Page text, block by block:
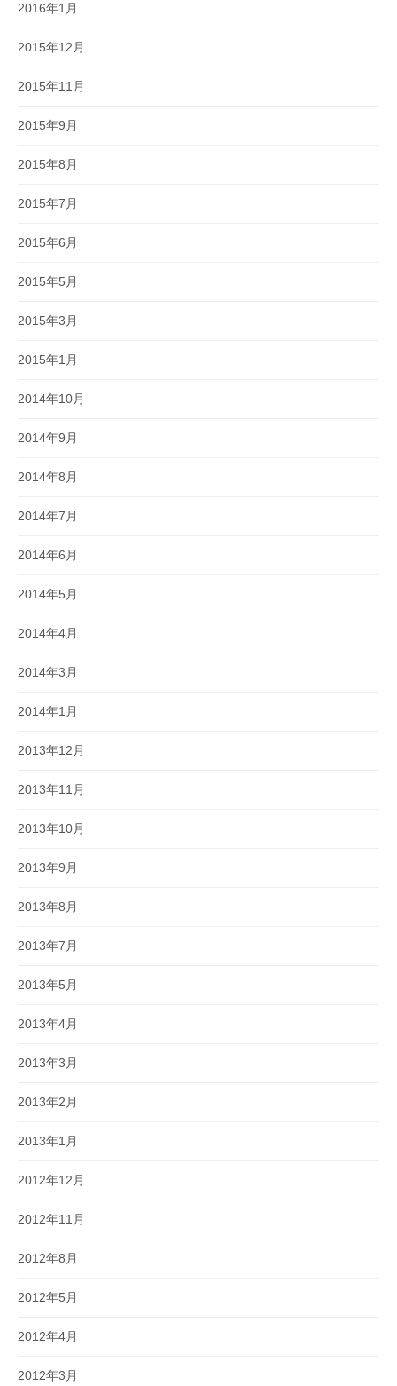
2016年1月
2015年12月
2015年11月
2015年9月
2015年8月
2015年7月
2015年6月
2015年5月
2015年3月
2015年1月
2014年10月
2014年9月
2014年8月
2014年7月
2014年6月
2014年5月
2014年4月
2014年3月
2014年1月
2013年12月
2013年11月
2013年10月
2013年9月
2013年8月
2013年7月
2013年5月
2013年4月
2013年3月
2013年2月
2013年1月
2012年12月
2012年11月
2012年8月
2012年5月
2012年4月
2012年3月